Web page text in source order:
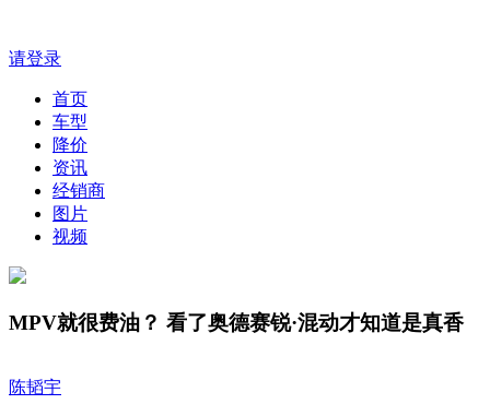
请登录
首页
车型
降价
资讯
经销商
图片
视频
MPV就很费油？ 看了奥德赛锐·混动才知道是真香
陈韬宇